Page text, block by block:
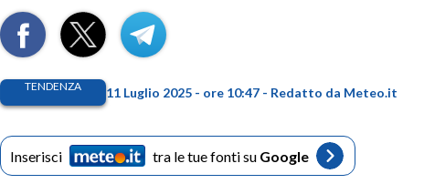
TENDENZA 11 Luglio 2025 - ore 10:47 - Redatto da Meteo.it
Inserisci tra le tue fonti su Google